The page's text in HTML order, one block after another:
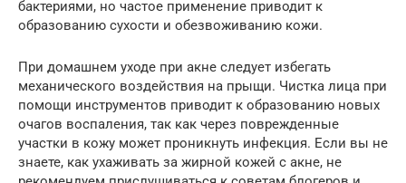
бактериями, но частое применение приводит к
образованию сухости и обезвоживанию кожи.
При домашнем уходе при акне следует избегать
механического воздействия на прыщи. Чистка лица при
помощи инструментов приводит к образованию новых
очагов воспаления, так как через поврежденные
участки в кожу может проникнуть инфекция. Если вы не
знаете, как ухаживать за жирной кожей с акне, не